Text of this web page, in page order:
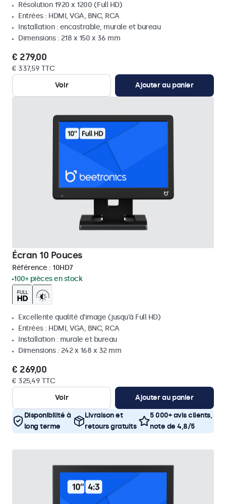
Résolution 1920 x 1200 (Full HD)
Entrées : HDMI, VGA, BNC, RCA
Installation : encastrable, murale et bureau
Dimensions : 218 x 150 x 36 mm
€ 279,00
€ 337,59 TTC
Voir
Ajouter au panier
Écran 10 Pouces
Référence : 10HD7
100+ pièces en stock
Excellente qualité d'image (jusqu'à Full HD)
Entrées : HDMI, VGA, BNC, RCA
Installation : murale et bureau
Dimensions : 242 x 168 x 32 mm
€ 269,00
€ 325,49 TTC
Voir
Ajouter au panier
Disponibilité à
long terme
Livraison et
retours gratuits
5 000+ avis clients,
note de 4,8/5